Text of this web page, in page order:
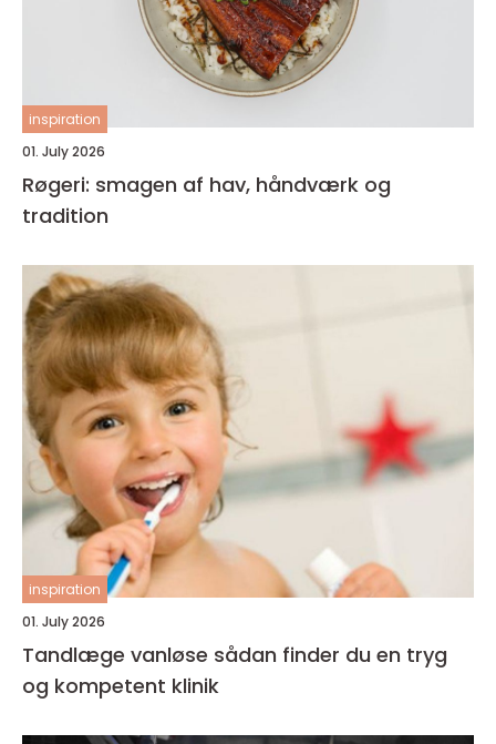
inspiration
01. July 2026
Røgeri: smagen af hav, håndværk og
tradition
inspiration
01. July 2026
Tandlæge vanløse sådan finder du en tryg
og kompetent klinik